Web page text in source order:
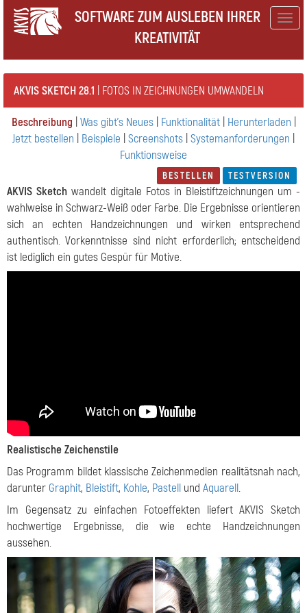
SOFTWARE ZUM AUSLEBEN IHRER
KREATIVITÄT
AKVIS SKETCH 28.1 | FOTOS IN ZEICHNUNGEN UMWANDELN
Beschreibung Was gibt's Neues| Funktionalität| Herunterladen
Jetzt bestellen
Beispiele Screenshots Systemanforderungen
Funktionsweise
BESTELLEN TESTVERSION
AKVIS Sketch wandelt digitale Fotos in Bleistiftzeichnungen um -
wahlweise in Schwarz-Weiß oder Farbe. Die Ergebnisse orientieren
sich an echten Handzeichnungen und wirken entsprechend
authentisch. Vorkenntnisse sind nicht erforderlich; entscheidend
ist lediglich ein gutes Gespür für Motive.
Realistische Zeichenstile
Das Programm bildet klassische Zeichenmedien realitätsnah nach,
darunter Graphit, Bleistift, Kohle, Pastell und Aquarell.
Im Gegensatz zu einfachen Fotoeffekten liefert AKVIS Sketch
hochwertige Ergebnisse, die wie echte Handzeichnungen
aussehen.